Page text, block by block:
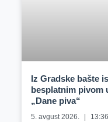
Iz Gradske bašte
besplatnim pivom
„Dane piva“
5. avgust 2026. 13:36